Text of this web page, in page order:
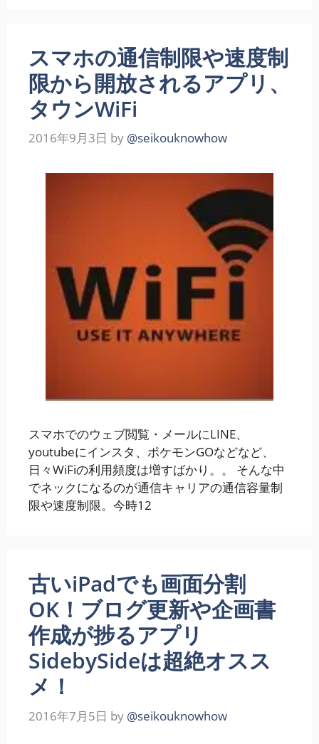
スマホの通信制限や速度制
限から開放されるアプリ、
タウンWiFi
2016年9月3日 by @seikouknowhow
スマホでのウェブ閲覧・メールにLINE、
youtubeにインスタ、ポケモンGOなどなど、
日々WiFiの利用頻度は増すばかり。。 そんな中
でネックになるのが通信キャリアの通信容量制
限や速度制限。今時12
古いiPadでも画面分割
OK！ブログ更新や企画書
作成が捗るアプリ
SidebySideは超絶オスス
メ！
2016年7月5日 by @seikouknowhow